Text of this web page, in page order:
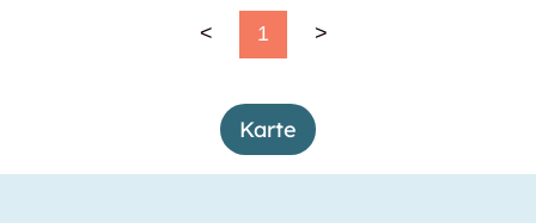
< 1 >
Karte